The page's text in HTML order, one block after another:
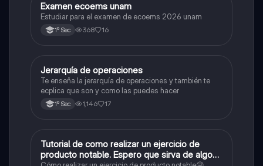
Español
Examen ecoems unam
Estudiar para el examen de ecoems 2026 unam
1º Sec 368 16
Matemáticas
Jerarquía de operaciones
Te enseña la jerarquía de operaciones y también te
ecplica que son y como las puedes hacer
1º Sec 1,146 17
Matemáticas
Tutorial de como realizar un ejercicio de
producto notable. Espero que sirva de algo💕